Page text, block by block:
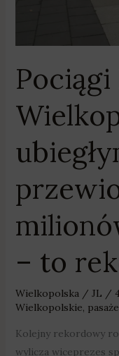
– to
Wielkopolska/ JL /
Wielkopolskie,
Kolejny rekordowy
wylicza wiceprezes
rekord